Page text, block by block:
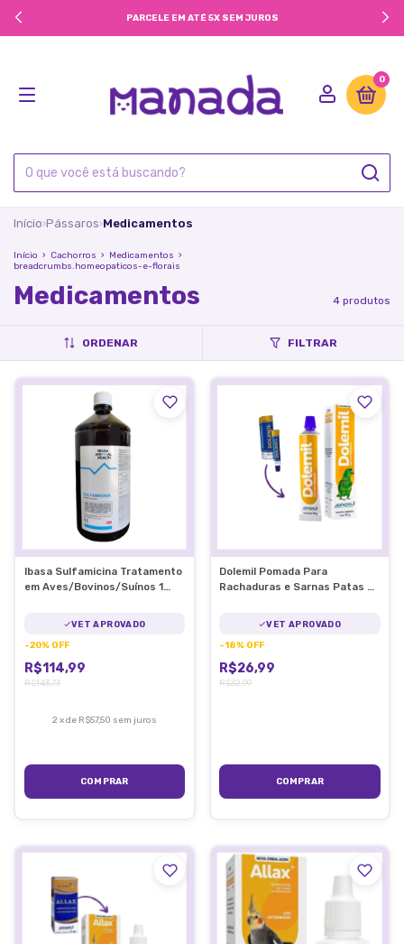
PARCELE EM ATÉ 5X SEM JUROS
0
Início›Pássaros›Medicamentos
Início › Cachorros › Medicamentos ›
breadcrumbs.homeopaticos-e-florais
Medicamentos 4 produtos
ORDENAR FILTRAR
Ibasa Sulfamicina Tratamento
em Aves/Bovinos/Suínos 1
VET APROVADO
-20% OFF
R$114,99
R$143,73
2 xde R$57,50 sem juros
Dolemil Pomada Para
Rachaduras e Sarnas Patas de
VET APROVADO
-18% OFF
R$26,99
R$32,99